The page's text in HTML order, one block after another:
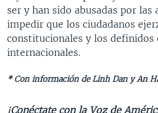
ser y han sido abusadas por las
impedir que los ciudadanos
constitucionales y los definidos
internacionales.
* Con información de Linh Dan y An
¡Conéctate con la Voz de